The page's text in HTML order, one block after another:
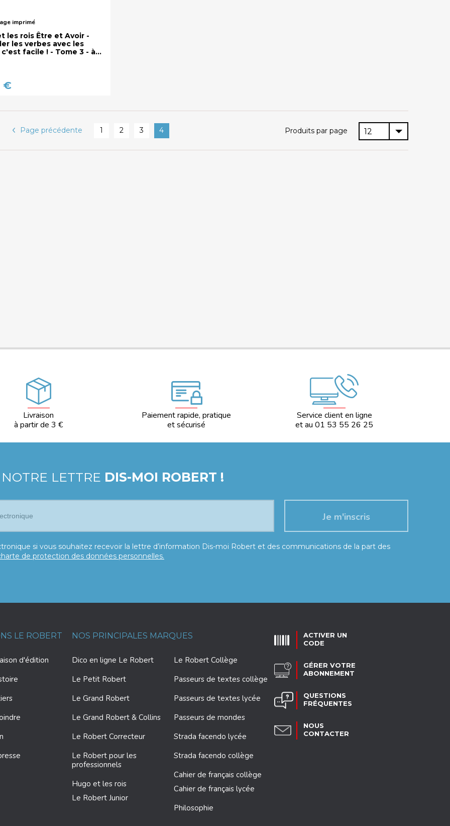
imprimé
les rois Être et Avoir -
les verbes avec les
facile ! - Tome 3 - à
€
Produits par page 12
Pages
Page précédente 1 2 3 4
Livraison
à partir de 3 €
Paiement rapide, pratique
et sécurisé
Service client en ligne
et au 01 53 55 26 25
LETTRE DIS-MOI ROBERT !
si vous souhaitez recevoir la lettre d’information Dis-moi Robert et des communications de la part des
de protection des données personnelles.
LE ROBERT
d'édition
NOS PRINCIPALES MARQUES
Dico en ligne Le Robert
Le Petit Robert
Le Grand Robert
Le Grand Robert & Collins
Le Robert Correcteur
Le Robert pour les
professionnels
Hugo et les rois
Le Robert Junior
Le Robert Collège
Passeurs de textes collège
Passeurs de textes lycée
Passeurs de mondes
Strada facendo lycée
Strada facendo collège
Cahier de français collège
Cahier de français lycée
Philosophie
ACTIVER UN
CODE
GÉRER VOTRE
ABONNEMENT
QUESTIONS
FRÉQUENTES
NOUS
CONTACTER